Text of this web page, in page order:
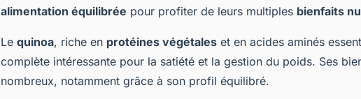
alimentation équilibrée pour profiter de leurs multiples bienfaits
Le quinoa, riche en protéines végétales et en acides aminés
complète intéressante pour la satiété et la gestion du poids. Ses
nombreux, notamment grâce à son profil équilibré.